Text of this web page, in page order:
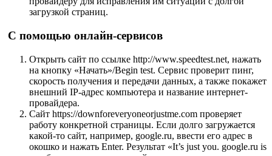
загрузкой страниц.
С помощью онлайн-сервисов
Открыть сайт по ссылке http://www.speedtest.net, нажать
на кнопку «Начать»/Begin test. Сервис проверит пинг,
скорость получения и передачи данных, а также покажет
внешний IP-адрес компьютера и название интернет-
провайдера.
Сайт https://downforeveryoneorjustme.com проверяет
работу конкретной страницы. Если долго загружается
какой-то сайт, например, google.ru, ввести его адрес в
окошко и нажать Enter. Результат «It’s just you. google.ru is